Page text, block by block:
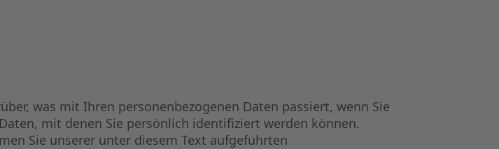
was mit Ihren personenbezogenen Daten passiert, wenn Sie
mit denen Sie persönlich identifiziert werden können.
Sie unserer unter diesem Text aufgeführten